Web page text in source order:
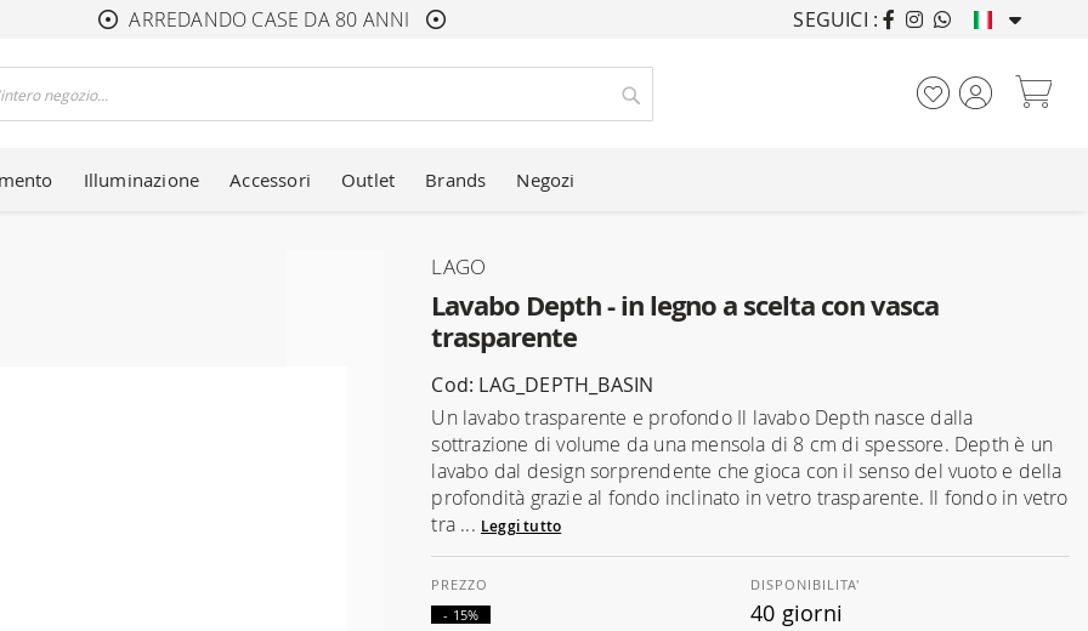
ARREDANDO CASE DA 80 ANNI ARREDANDO CASE
SEGUICI :
Cerca
Illuminazione Accessori Outlet Brands Negozi
Lavabo Depth - in legno a scelta con vasca
trasparente
LAGO
Cod: LAG_DEPTH_BASIN
Un lavabo trasparente e profondo Il lavabo Depth nasce dalla
sottrazione di volume da una mensola di 8 cm di spessore. Depth è un
lavabo dal design sorprendente che gioca con il senso del vuoto e della
profondità grazie al fondo inclinato in vetro trasparente. Il fondo in vetro
tra ... Leggi tutto
- 15%
DISPONIBILITA'
40 giorni